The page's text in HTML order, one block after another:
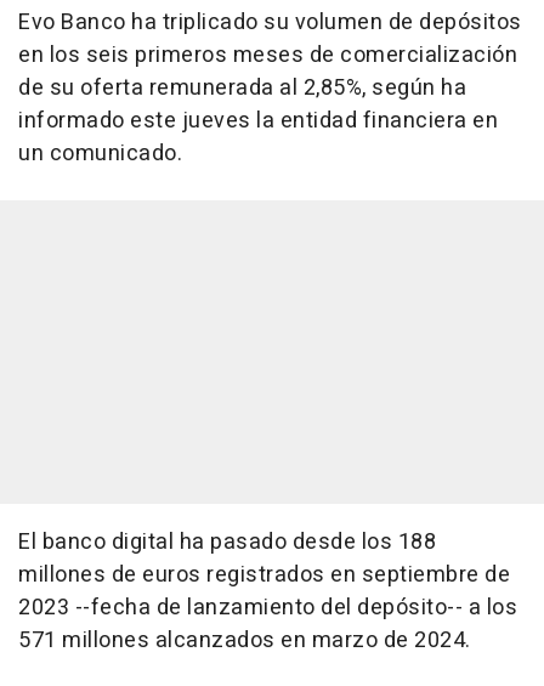
Evo Banco ha triplicado su volumen de depósitos
en los seis primeros meses de comercialización
de su oferta remunerada al 2,85%, según ha
informado este jueves la entidad financiera en
un comunicado.
El banco digital ha pasado desde los 188
millones de euros registrados en septiembre de
2023 --fecha de lanzamiento del depósito-- a los
571 millones alcanzados en marzo de 2024.